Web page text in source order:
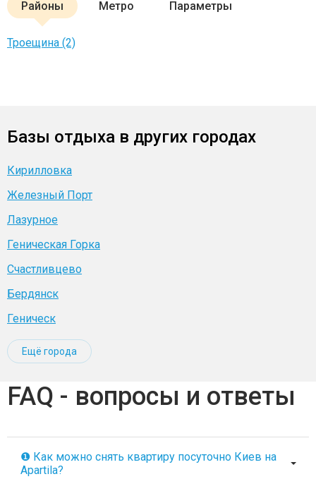
Районы Метро Параметры
Троещина (2)
Базы отдыха в других городах
Кирилловка
Железный Порт
Лазурное
Геническая Горка
Счастливцево
Бердянск
Геническ
Ещё города
FAQ - вопросы и ответы
❶ Как можно снять квартиру посуточно Киев на
Apartila?